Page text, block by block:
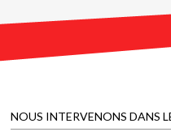
NOUS INTERVENONS DANS